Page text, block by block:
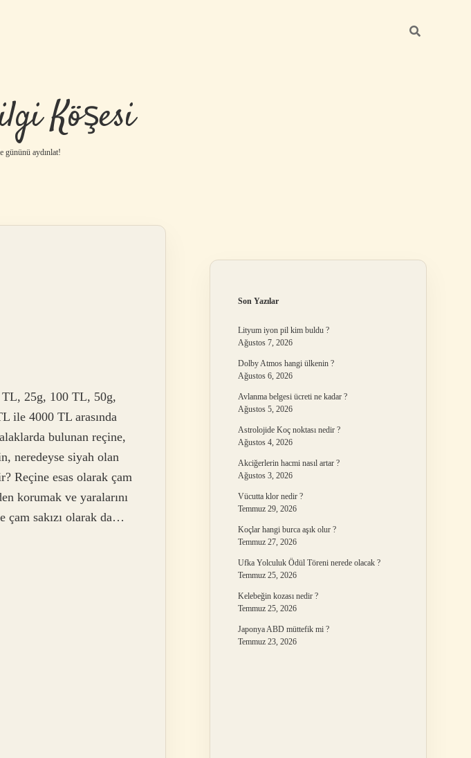
Köşesi
gününü aydınlat!
TL, 25g, 100 TL, 50g,
ile 4000 TL arasında
bulunan reçine,
neredeyse siyah olan
Reçine esas olarak çam
korumak ve yaralarını
çam sakızı olarak da…
Son Yazılar
Lityum iyon pil kim buldu ?
Ağustos 7, 2026
Dolby Atmos hangi ülkenin ?
Ağustos 6, 2026
Avlanma belgesi ücreti ne kadar ?
Ağustos 5, 2026
Astrolojide Koç noktası nedir ?
Ağustos 4, 2026
Akciğerlerin hacmi nasıl artar ?
Ağustos 3, 2026
Vücutta klor nedir ?
Temmuz 29, 2026
Koçlar hangi burca aşık olur ?
Temmuz 27, 2026
Ufka Yolculuk Ödül Töreni nerede olacak ?
Temmuz 25, 2026
Kelebeğin kozası nedir ?
Temmuz 25, 2026
Japonya ABD müttefik mi ?
Temmuz 23, 2026